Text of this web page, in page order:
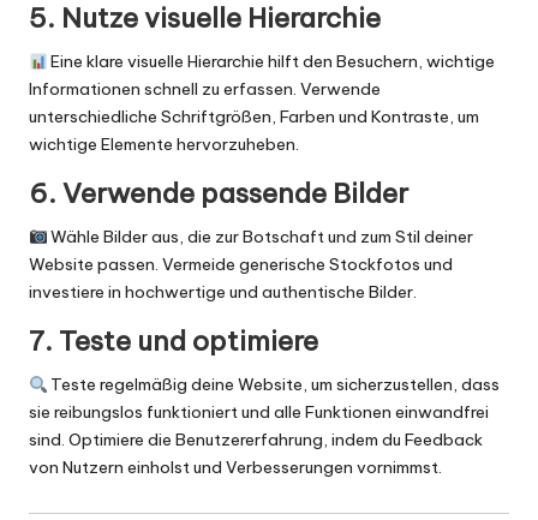
5. Nutze visuelle Hierarchie
Eine klare visuelle Hierarchie hilft den Besuchern, wichtige
Informationen schnell zu erfassen. Verwende
unterschiedliche Schriftgrößen, Farben und Kontraste, um
wichtige Elemente hervorzuheben.
6. Verwende passende Bilder
Wähle Bilder aus, die zur Botschaft und zum Stil deiner
Website passen. Vermeide generische Stockfotos und
investiere in hochwertige und authentische Bilder.
7. Teste und optimiere
Teste regelmäßig deine Website, um sicherzustellen, dass
sie reibungslos funktioniert und alle Funktionen einwandfrei
sind. Optimiere die Benutzererfahrung, indem du Feedback
von Nutzern einholst und Verbesserungen vornimmst.